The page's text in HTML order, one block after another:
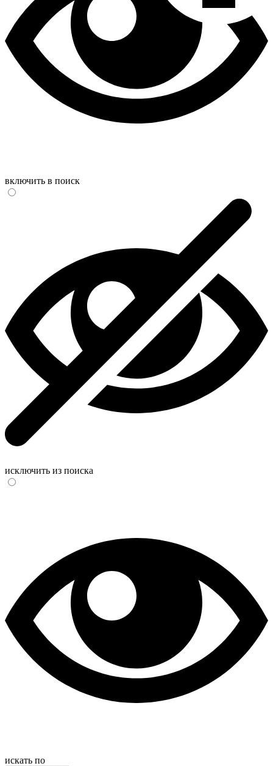
включить в поиск
исключить из поиска
искать по